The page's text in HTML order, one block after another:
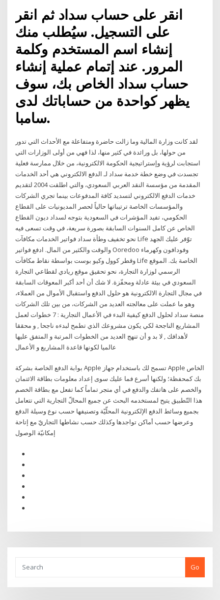
انقر على حساب سداد ثم انقر
على التسجيل. سيُطلب منك
إنشاء اسم المستخدم وكلمة
المرور. عند إتمام عملية إنشاء
حساب سداد الخاص بك، سوف
يظهر كواحدة من حساباتك لدى
سامبا.
لقد كانت وزارة المالية وما زالت حاضرة ومتفاعلة مع الأحداث التي تدور
من حولها، بل ورائدة في كثير منها، لذا فهي من أولى الوزارات التي
استجابت لرؤية وإستراتيجية الحكومة الالكترونية، من خلال ممارسة فعلية
تجسدت في وضع خطة خدمة سداد لـ الدفع الالكتروني هي أحد الخدمات
المقدمة من مؤسسة النقد العربي السعودي، والتي اطلقت 2004 لتقديم
خدمات الدفع الالكتروني لتسديد كافة المدفوعات بينما تجري الشركات
والمؤسسات الخاصة ترتيباتها حالياً لحصر المديونيات على القطاع
الحكومي، تفيد المؤشرات في السعودية بتوجه لسداد ديون القطاع
الخاص عن كامل السنوات السابقة بصورة سريعة، في وقت تسعى فيه
نحو تخفيف وطأة سداد فواتير الخدمات مكافآت Life توّفر عليك الجهد
والوقت والكثير من المال. ادفع فواتير Ooredoo وفودافون وكهرماء
وقطر كوول وكيو بوست بواسطة نقاط مكافآت Life الخاصة بك. الموقع
الرسمي لوزارة التجارة، نحو تحقيق موقع ريادي لقطاعي التجارة
السعودي في بيئة عادلة ومحفّزة. لا شك أن أحد أكبر المعوقات السابقة
في مجال التجارة الالكترونية هو حلول الدفع واستقبال الأموال من العملاء،
وهو ما عملت على معالجته العديد من الشركات، من بين تلك الشركات
منصة سداد لحلول الدفع كيفية البدء في الأعمال التجارية : 7 خطوات لعمل
المشاريع الناجحة لكي يكون مشروعك الذي تطمح لبدءه ناجحا , و محققا
لأهدافك , لا بد و أن تنهج العديد من الخطوات المرتبة و المتفق عليها
عالميا لكونها قاعدة المشاريع و الأعمال
بوابة الدفع الخاصة بشركة Apple تسمح لك باستخدام جهاز Apple الخاص
بك كمحفظة؛ ولكنها أسرع فما عليك سوى إعداد معلومات بطاقة الائتمان
والخصم على هاتفك والدفع في أي متجر تماماً كما تفعل مع بطاقة الخصم
هذا التّطبيق يتيح لمستخدمه البحث عن جميع المحالّ التجارية التي تتعامل
بجميع وسائط الدفع الإلكترونية المحلّيّة وتصنيفها حسب نوع وسيلة الدفع
وعرضها حسب أماكن تواجدها وكذلك حسب نشاطها التجاريّ مع إتاحة
إمكانيّة الوصول
Go